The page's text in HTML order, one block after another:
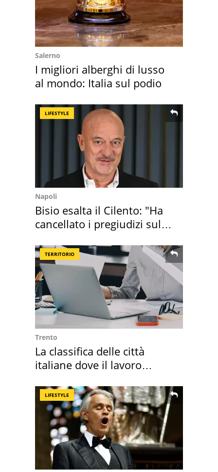
Salerno
I migliori alberghi di lusso
al mondo: Italia sul podio
LIFESTYLE
Napoli
Bisio esalta il Cilento: "Ha
cancellato i pregiudizi sul
TERRITORIO
Trento
La classifica delle città
italiane dove il lavoro
LIFESTYLE